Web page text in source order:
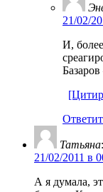
21/02/
И,
Татьяна:
21/02/2011 в
А я думала,